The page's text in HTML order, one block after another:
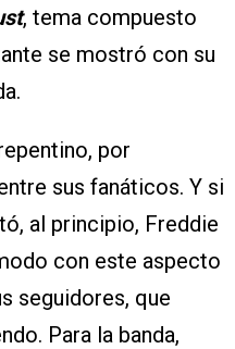
, tema compuesto
se mostró con su
por
sus fanáticos. Y si
al principio, Freddie
con este aspecto
seguidores, que
Para la banda,